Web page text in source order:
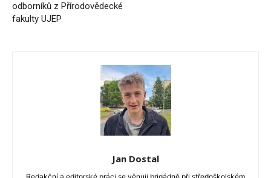
odborníků z Přírodovědecké
fakulty UJEP
Jan Dostal